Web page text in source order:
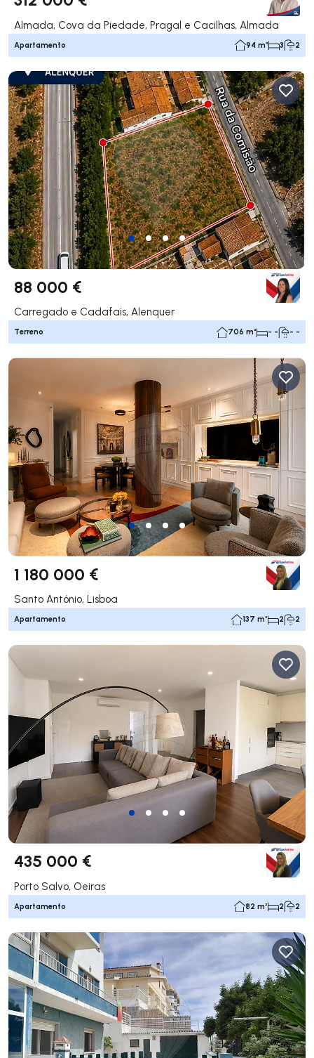
Almada, Cova da Piedade, Pragal e Cacilhas, Almada
Apartamento 94 m² 3 2
88 000 €
Carregado e Cadafais, Alenquer
Terreno 706 m² - - - -
1 180 000 €
Santo António, Lisboa
Apartamento 137 m² 2 2
435 000 €
Porto Salvo, Oeiras
Apartamento 82 m² 2 2